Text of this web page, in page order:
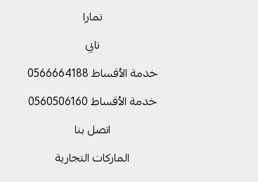
تمارا
تابي
خدمة الأقساط 0566664188
خدمة الأقساط 0560506160
اتصل بنا
الماركات التجارية